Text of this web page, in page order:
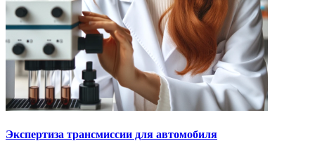
Экспертиза трансмиссии для автомобиля